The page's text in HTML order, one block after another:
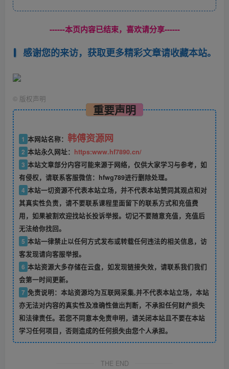
------本页内容已结束，喜欢请分享------
感谢您的来访，获取更多精彩文章请收藏本站。
© 版权声明
重要声明
1 本网站名称： 韩傅资源网
2 本站永久网址： https:www.hf7890.cn/
3 本站文章部分内容可能来源于网络，仅供大家学习与参考，如
有侵权，请联系客服微信：hfwg789进行删除处理。
4 本站一切资源不代表本站立场，并不代表本站赞同其观点和对
其真实性负责，请不要联系课程里面留下的联系方式和充值费
用，如果被割欢迎找站长投诉举报。切记不要随意充值，充值后
无法给你找回。
5 本站一律禁止以任何方式发布或转载任何违法的相关信息，访
客发现请向客服举报。
6 本站资源大多存储在云盘，如发现链接失效，请联系我们我们
会第一时间更新。
7 免责说明：本站资源均为互联网采集,并不代表本站立场，本站
亦无法对内容的真实性及准确性做出判断，不承担任何财产损失
和法律责任。若您不同意本免责申明，请关闭本站且不要在本站
学习任何项目，否则造成的任何损失由您个人承担。
THE END